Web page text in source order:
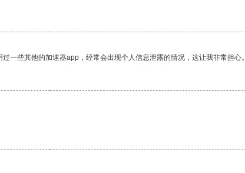
一些其他的加速器app，经常会出现个人信息泄露的情况，这让我非常担心。